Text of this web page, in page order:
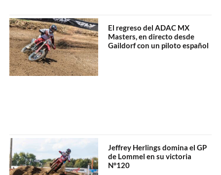
El regreso del ADAC MX
Masters, en directo desde
Gaildorf con un piloto español
Jeffrey Herlings domina el GP
de Lommel en su victoria
N°120